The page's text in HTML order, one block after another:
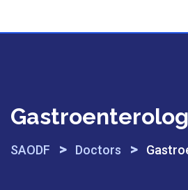
SAODF > Doctors >